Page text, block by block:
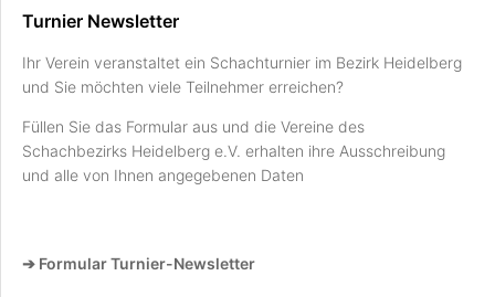
Turnier Newsletter
Ihr Verein veranstaltet ein Schachturnier im Bezirk Heidelberg
und Sie möchten viele Teilnehmer erreichen?
Füllen Sie das Formular aus und die Vereine des
Schachbezirks Heidelberg e.V. erhalten ihre Ausschreibung
und alle von Ihnen angegebenen Daten
➔ Formular Turnier-Newsletter